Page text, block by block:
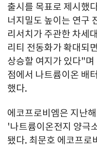
출시를 목표로 제시했
너지밀도 높이는 연구
리서치가 주관한 차세
리티 전동화가 확대되
상승할 여지가 있다"
점에서 나트륨이온 배
했다.
에코프로비엠은 지난
'나트륨이온전지 양극
됐다. 최문호 에코프로